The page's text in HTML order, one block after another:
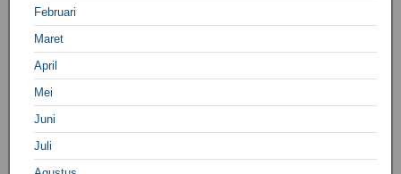
Februari
Maret
April
Mei
Juni
Juli